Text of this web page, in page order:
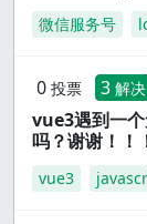
微信服务号
0 投票 3 解决
vue3遇到一
吗？谢谢！！
vue3